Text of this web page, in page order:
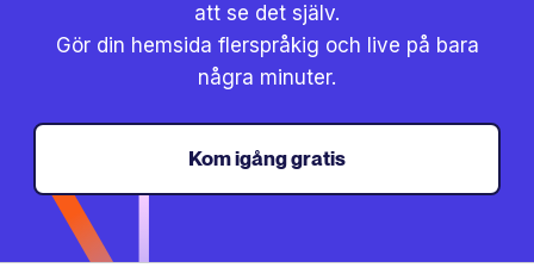
att se det själv.
Gör din hemsida flerspråkig och live på bara
några minuter.
Kom igång gratis